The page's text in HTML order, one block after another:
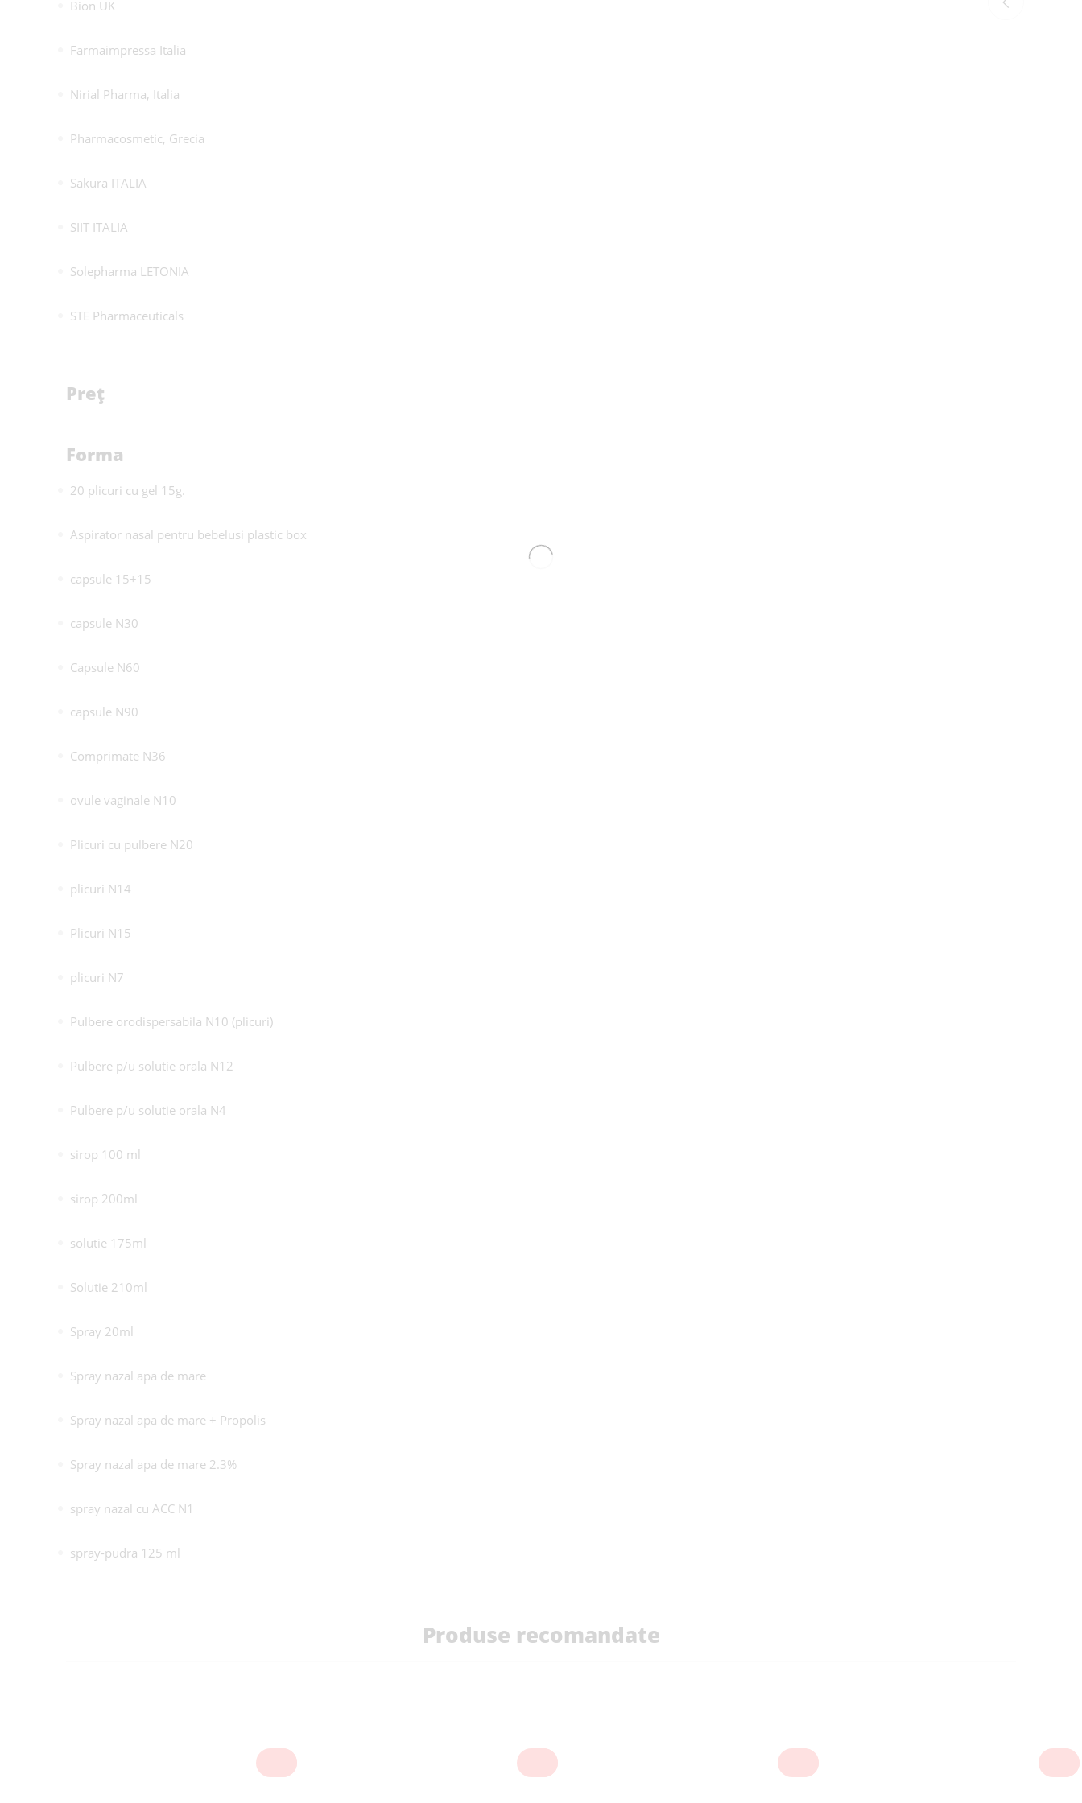
Bion UK
Farmaimpressa Italia
Nirial Pharma, Italia
Pharmacosmetic, Grecia
Sakura ITALIA
SIIT ITALIA
Solepharma LETONIA
STE Pharmaceuticals
Preț
Forma
20 plicuri cu gel 15g.
Aspirator nasal pentru bebelusi plastic box
capsule 15+15
capsule N30
Capsule N60
capsule N90
Comprimate N36
ovule vaginale N10
Plicuri cu pulbere N20
plicuri N14
Plicuri N15
plicuri N7
Pulbere orodispersabila N10 (plicuri)
Pulbere p/u solutie orala N12
Pulbere p/u solutie orala N4
sirop 100 ml
sirop 200ml
solutie 175ml
Solutie 210ml
Spray 20ml
Spray nazal apa de mare
Spray nazal apa de mare + Propolis
Spray nazal apa de mare 2.3%
spray nazal cu ACC N1
spray-pudra 125 ml
Produse recomandate